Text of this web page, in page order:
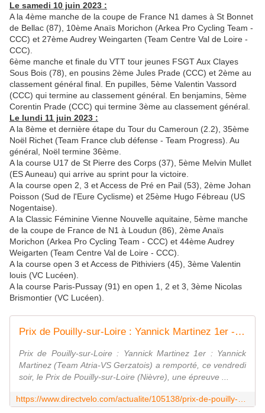
Le samedi 10 juin 2023 :
A la 4ème manche de la coupe de France N1 dames à St Bonnet
de Bellac (87), 10ème Anaïs Morichon (Arkea Pro Cycling Team -
CCC) et 27ème Audrey Weingarten (Team Centre Val de Loire -
CCC).
6ème manche et finale du VTT tour jeunes FSGT Aux Clayes
Sous Bois (78), en pousins 2ème Jules Prade (CCC) et 2ème au
classement général final. En pupilles, 5ème Valentin Vassord
(CCC) qui termine au classement général. En benjamins, 5ème
Corentin Prade (CCC) qui termine 3ème au classement général.
Le lundi 11 juin 2023 :
A la 8ème et dernière étape du Tour du Cameroun (2.2), 35ème
Noël Richet (Team France club défense - Team Progress). Au
général, Noël termine 36ème.
A la course U17 de St Pierre des Corps (37), 5ème Melvin Mullet
(ES Auneau) qui arrive au sprint pour la victoire.
A la course open 2, 3 et Access de Pré en Pail (53), 2ème Johan
Poisson (Sud de l'Eure Cyclisme) et 25ème Hugo Fébreau (US
Nogentaise).
A la Classic Féminine Vienne Nouvelle aquitaine, 5ème manche
de la coupe de France de N1 à Loudun (86), 2ème Anaïs
Morichon (Arkea Pro Cycling Team - CCC) et 44ème Audrey
Weigarten (Team Centre Val de Loire - CCC).
A la course open 3 et Access de Pithiviers (45), 3ème Valentin
louis (VC Lucéen).
A la course Paris-Pussay (91) en open 1, 2 et 3, 3ème Nicolas
Brismontier (VC Lucéen).
Prix de Pouilly-sur-Loire : Yannick Martinez 1er - Actualité - DirectVelo
Prix de Pouilly-sur-Loire : Yannick Martinez 1er : Yannick
Martinez (Team Atria-VS Gerzatois) a remporté, ce vendredi
soir, le Prix de Pouilly-sur-Loire (Nièvre), une épreuve ...